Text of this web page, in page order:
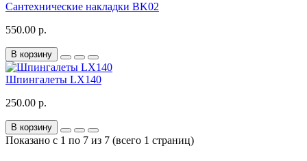
Сантехнические накладки BK02
550.00 р.
В корзину
Шпингалеты LX140
250.00 р.
В корзину
Показано с 1 по 7 из 7 (всего 1 страниц)